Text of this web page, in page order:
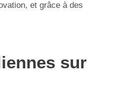
et grâce à des
sur